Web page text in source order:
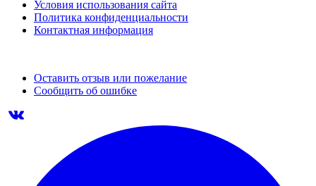
Условия использования сайта
Политика конфиденциальности
Контактная информация
Оставить отзыв или пожелание
Сообщить об ошибке